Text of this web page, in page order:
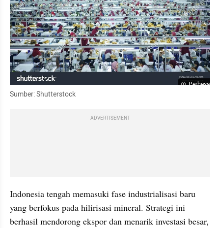
Perbesar
Sumber: Shutterstock
ADVERTISEMENT
Indonesia tengah memasuki fase industrialisasi baru
yang berfokus pada hilirisasi mineral. Strategi ini
berhasil mendorong ekspor dan menarik investasi besar,